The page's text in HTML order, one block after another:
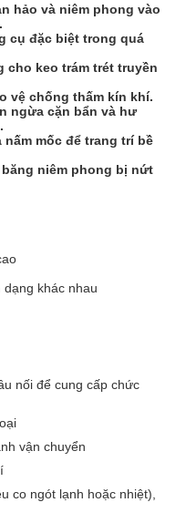
hảo và niêm phong vào
cụ đặc biệt trong quá
cho keo trám trét truyền
vệ chống thấm kín khí.
ngừa cặn bẩn và hư
nấm mốc để trang trí bề
niêm phong bị nứt
khác nhau
nối để cung cấp chức
vận chuyển
co ngót lạnh hoặc nhiệt),